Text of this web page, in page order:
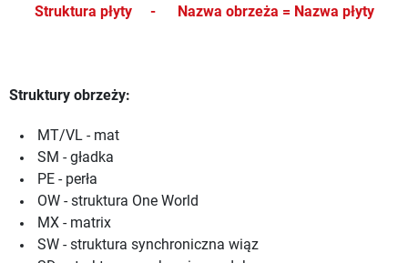
Struktura płyty -
Nazwa obrzeża = Nazwa płyty
Struktury obrzeży:
MT/VL - mat
SM - gładka
PE - perła
OW - struktura One World
MX - matrix
SW - struktura synchroniczna wiąz